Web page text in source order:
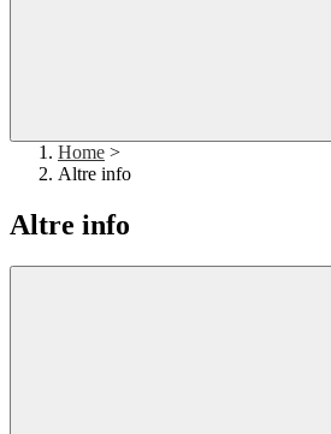
Home >
Altre info
Altre info